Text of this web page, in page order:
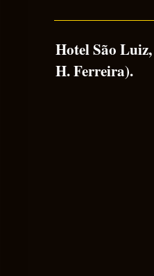
Hotel São
H. Ferreira).